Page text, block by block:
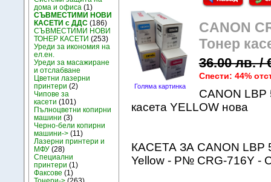
дома и офиса (1)
СЪВМЕСТИМИ НОВИ
КАСЕТИ с ДДС (186)
СЪВМЕСТИМИ НОВИ
ТОНЕР КАСЕТИ (253)
Уреди за икономия на
ел.ен.
Уреди за масажиране
и отслабване
Цветни лазерни
принтери (2)
Чипове за
касети (101)
Пълноцветни копирни
машини (3)
Черно-бели копирни
машини-> (11)
Лазерни принтери и
МФУ (28)
Специални
принтери (1)
Факсове (1)
Голяма картинка
CANON
Тонер
36.00 лв. /
Спести: 44%
CANON
касета YELLOW нова
КАСЕТА ЗА CANON LBP
Yellow - P№ CRG-716Y -